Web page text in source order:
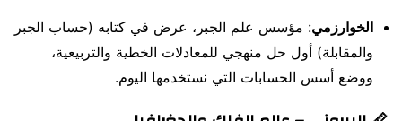
الخوارزمي: مؤسس علم الجبر، عرض في كتابه (حساب الجبر
والمقابلة) أول حل منهجي للمعادلات الخطية والتربيعية،
ووضع أسس الحسابات التي نستخدمها اليوم.